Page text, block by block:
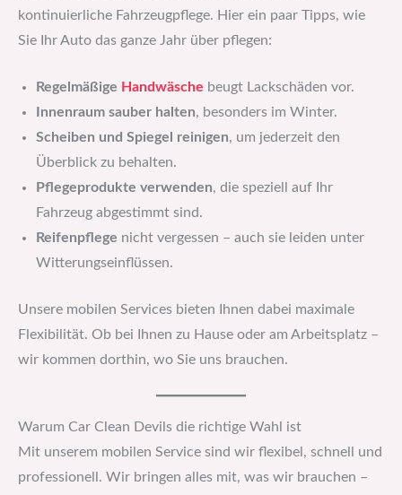
kontinuierliche Fahrzeugpflege. Hier ein paar Tipps, wie
Sie Ihr Auto das ganze Jahr über pflegen:
Regelmäßige Handwäsche beugt Lackschäden vor.
Innenraum sauber halten, besonders im Winter.
Scheiben und Spiegel reinigen, um jederzeit den
Überblick zu behalten.
Pflegeprodukte verwenden, die speziell auf Ihr
Fahrzeug abgestimmt sind.
Reifenpflege nicht vergessen – auch sie leiden unter
Witterungseinflüssen.
Unsere mobilen Services bieten Ihnen dabei maximale
Flexibilität. Ob bei Ihnen zu Hause oder am Arbeitsplatz –
wir kommen dorthin, wo Sie uns brauchen.
Warum Car Clean Devils die richtige Wahl ist
Mit unserem mobilen Service sind wir flexibel, schnell und
professionell. Wir bringen alles mit, was wir brauchen –